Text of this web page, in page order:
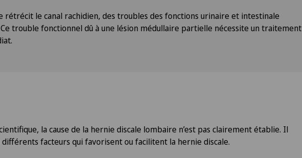
rétrécit le canal rachidien, des troubles des fonctions urinaire et intestinale
trouble fonctionnel dû à une lésion médullaire partielle nécessite un traitement
la cause de la hernie discale lombaire n’est pas clairement établie. Il
facteurs qui favorisent ou facilitent la hernie discale.